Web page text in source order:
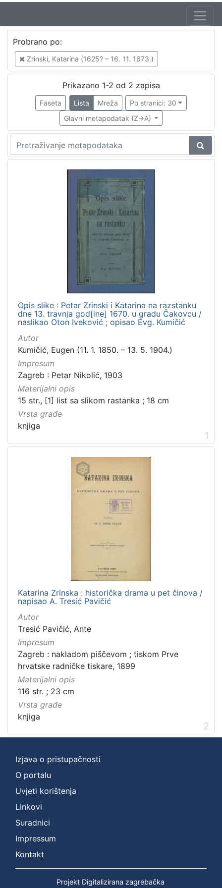
Jezik
hrvatski
cjelina
Obitelji Šubić, Zrinski i Frankopan
2
Probrano po:
Zrinski, Katarina (1625? – 16. 11. 1673.)
Prikazano 1-2 od 2 zapisa
Faseta Lista Mreža
Po stranici: 30
Glavni metapodatak (Z->A)
Opis slike : Petar Zrinski i Katarina na razstanku
dne 13. travnja god[ine] 1670. u gradu Čakovcu /
naslikao Oton Iveković ; opisao Evg. Kumičić
Autor
Kumičić, Eugen (11. 1. 1850. – 13. 5. 1904.)
Impresum
Zagreb : Petar Nikolić, 1903
Materijalni opis
15 str., [1] list sa slikom rastanka ; 18 cm
Vrsta građe
knjiga
1
Katarina Zrinska : historička drama u pet činova /
napisao A. Tresić Pavičić
Autor
Tresić Pavičić, Ante
Impresum
Zagreb : nakladom piščevom ; tiskom Prve
hrvatske radničke tiskare, 1899
Materijalni opis
116 str. ; 23 cm
Vrsta građe
knjiga
2
Izjava o pristupačnosti
O portalu
Uvjeti korištenja
Linkovi
Suradnici
Impressum
Kontakt
Projekt Digitalizirana zagrebačka